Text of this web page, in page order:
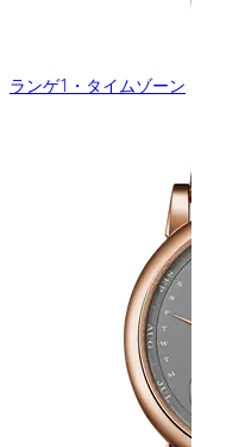
ランゲ1・タイムゾーン